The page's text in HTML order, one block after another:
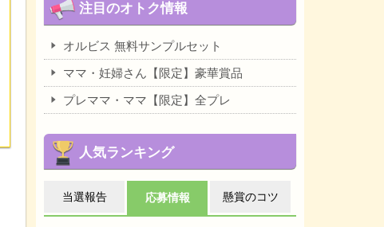
注目のオトク情報
オルビス 無料サンプルセット
ママ・妊婦さん【限定】豪華賞品
プレママ・ママ【限定】全プレ
人気ランキング
当選報告 応募情報 懸賞のコツ